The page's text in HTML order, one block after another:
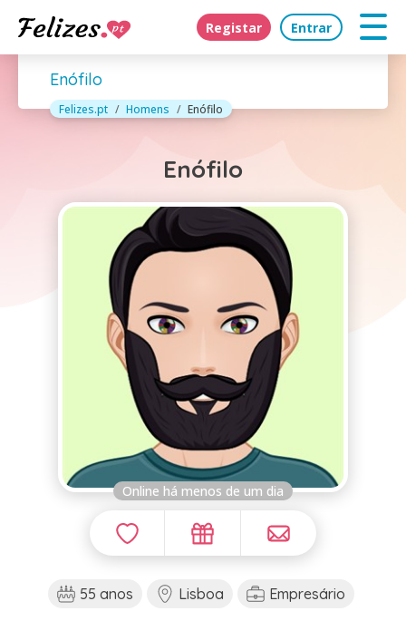
Registar Entrar
Enófilo
Felizes.pt Homens Enófilo
Enófilo
Online há menos de um dia
55 anos Lisboa Empresário